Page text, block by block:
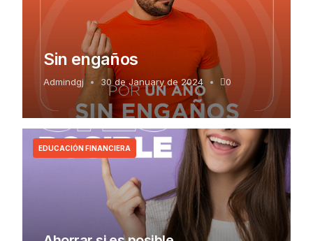
Sin engaños
Admindgj 30 de January de 2024 0
EDUCACIÓN FINANCIERA